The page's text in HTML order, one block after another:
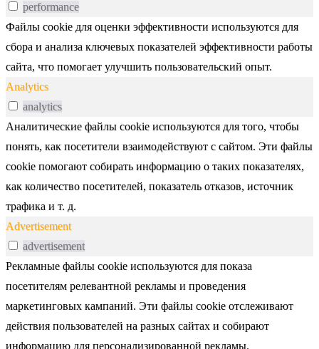
performance
Файлы cookie для оценки эффективности используются для
сбора и анализа ключевых показателей эффективности работы
сайта, что помогает улучшить пользовательский опыт.
Analytics
analytics
Аналитические файлы cookie используются для того, чтобы
понять, как посетители взаимодействуют с сайтом. Эти файлы
cookie помогают собирать информацию о таких показателях,
как количество посетителей, показатель отказов, источник
трафика и т. д.
Advertisement
advertisement
Рекламные файлы cookie используются для показа
посетителям релевантной рекламы и проведения
маркетинговых кампаний. Эти файлы cookie отслеживают
действия пользователей на разных сайтах и собирают
информацию для персонализированной рекламы.